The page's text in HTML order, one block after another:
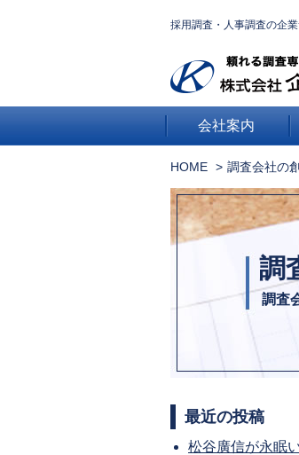
採用調査・人事調査の企
会社案内
HOME 調査会社の
調
調査
最近の投稿
松谷廣信が永眠